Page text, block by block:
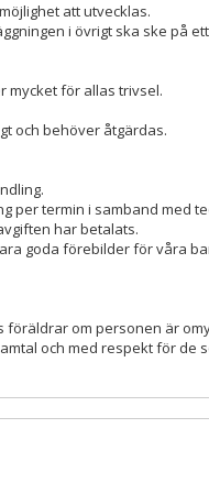
att utvecklas.
i övrigt ska ske på
mycket för allas trivsel.
och behöver åtgärdas.
per termin i samband med
har betalats.
goda förebilder för våra
om personen är
och med respekt för de